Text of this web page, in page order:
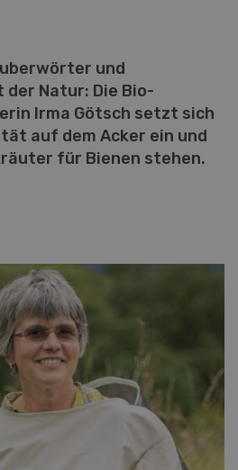
und
der Natur: Die Bio-
Irma Götsch setzt sich
auf dem Acker ein und
für Bienen stehen.